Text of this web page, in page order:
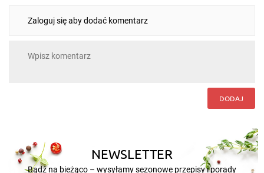
Zaloguj się aby dodać komentarz
DODAJ
NEWSLETTER
Bądź na bieżąco – wysyłamy sezonowe przepisy i porady